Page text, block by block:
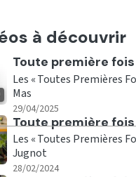
à découvrir
Ecouter
Toute première fois
Les « Toutes Premières
Mas
29/04/2025
Ecouter
Toute première fois
Les « Toutes Premières
Jugnot
28/02/2024